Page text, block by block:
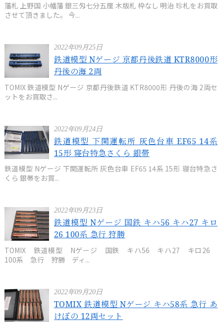
藩札 上野国 小幡藩 銀三匁七分五厘 木版札 枠なし 明治 珍札をお買取
させて頂きました。 今...
2022年09月25日
鉄道模型 Nゲージ 京都丹後鉄道 KTR8000形
丹後の海 2両
TOMIX 鉄道模型 Nゲージ 京都丹後鉄道 KTR8000形 丹後の海 2両セ
ットをお買取さ...
2022年09月24日
鉄道模型 下関運転所 灰色台車 EF65 14系
15形 寝台特急さくら 銀帯
鉄道模型 Nゲージ 下関運転所 灰色台車 EF65 14系 15形 寝台特急さ
くら 銀帯をお買...
2022年09月23日
鉄道模型 Nゲージ 国鉄 キハ56 キハ27 キロ
26 100系 急行 狩勝
TOMIX 鉄道模型 Nゲージ 国鉄 キハ56 キハ27 キロ26
100系 急行 狩勝 ディ...
2022年09月20日
TOMIX 鉄道模型 Nゲージ キハ58系 急行 あ
けぼの 12両セット